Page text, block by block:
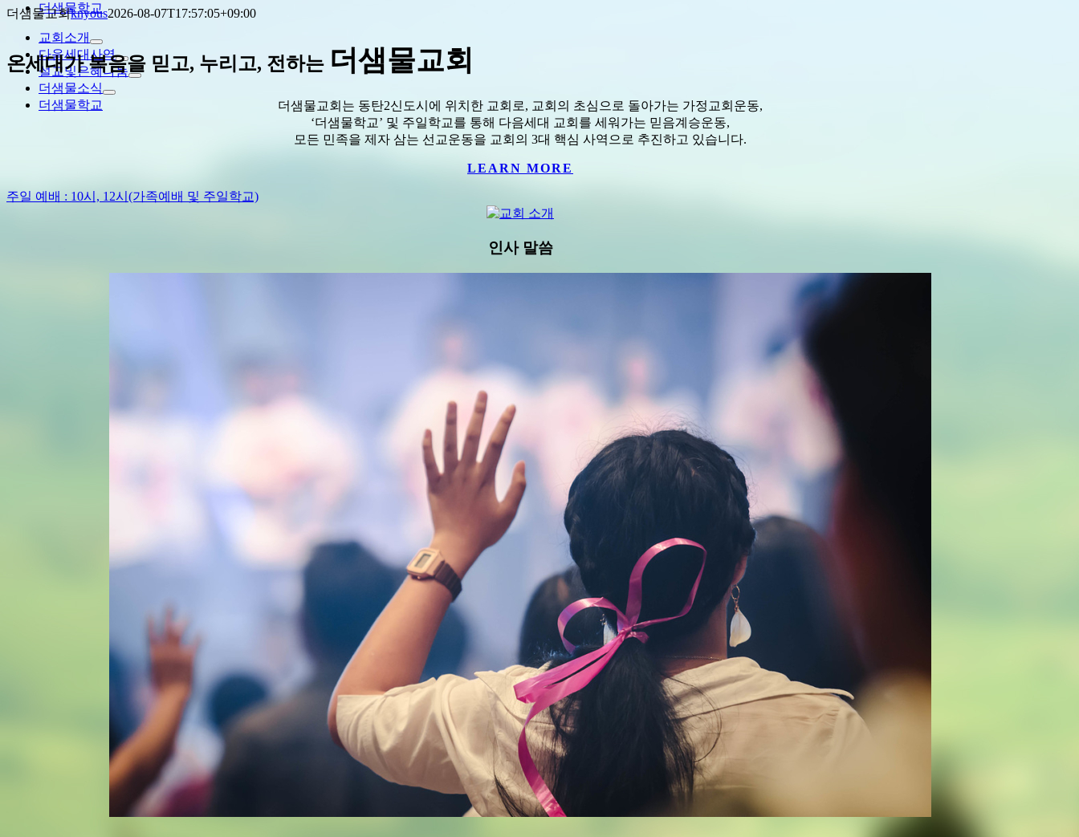
더샘물학교
교회소개
다음세대사역
설교및은혜나눔
더샘물소식
더샘물학교
더샘물교회knyous2026-08-07T17:57:05+09:00
온세대가 복음을 믿고, 누리고, 전하는 더샘물교회
더샘물교회는 동탄2신도시에 위치한 교회로, 교회의 초심으로 돌아가는 가정교회운동,
‘더샘물학교’ 및 주일학교를 통해 다음세대 교회를 세워가는 믿음계승운동,
모든 민족을 제자 삼는 선교운동을 교회의 3대 핵심 사역으로 추진하고 있습니다.
LEARN MORE
주일 예배 : 10시, 12시(가족예배 및 주일학교)
인사 말씀